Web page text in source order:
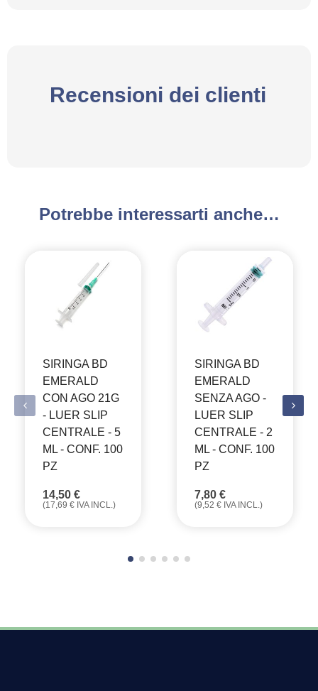
Recensioni dei clienti
Potrebbe interessarti anche…
SIRINGA BD
EMERALD
CON AGO 21G
- LUER SLIP
CENTRALE - 5
ML - CONF. 100
PZ
14,50 €
(17,69 € IVA INCL.)
SIRINGA BD
EMERALD
SENZA AGO -
LUER SLIP
CENTRALE - 2
ML - CONF. 100
PZ
7,80 €
(9,52 € IVA INCL.)